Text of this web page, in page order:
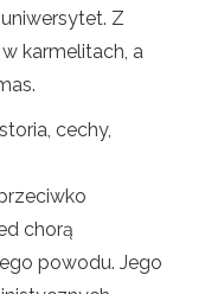
Z
karmelitach, a
cechy,
chorą
powodu. Jego